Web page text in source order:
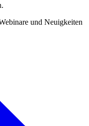
und Neuigkeiten